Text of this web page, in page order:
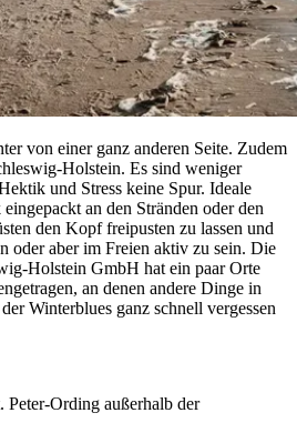
von einer ganz anderen Seite. Zudem
Holstein. Es sind weniger
und Stress keine Spur. Ideale
an den Stränden oder den
den Kopf freipusten zu lassen und
oder aber im Freien aktiv zu sein. Die
Holstein GmbH hat ein paar Orte
an denen andere Dinge in
Winterblues ganz schnell vergessen
Peter-Ording außerhalb der